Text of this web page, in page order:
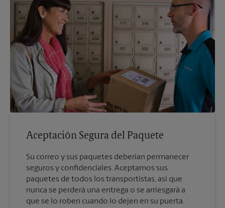
Aceptación Segura del Paquete
Su correo y sus paquetes deberían permanecer
seguros y confidenciales. Aceptamos sus
paquetes de todos los transportistas, así que
nunca se perderá una entrega o se arriesgará a
que se lo roben cuando lo dejen en su puerta.